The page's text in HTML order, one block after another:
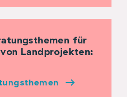
für
Landprojekten: